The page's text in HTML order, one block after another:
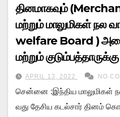
தினமாகவும்
மற்றும் மாலுமிகள் நல
welfare Board )
மற்றும்
வழங்க மத்திய,மாநில
மாலுமிகள் நல
APRIL 13, 2022 NO
சென்னை :இந்திய மாலுமிகள்
வது தேசிய கடல்சார் தினம்